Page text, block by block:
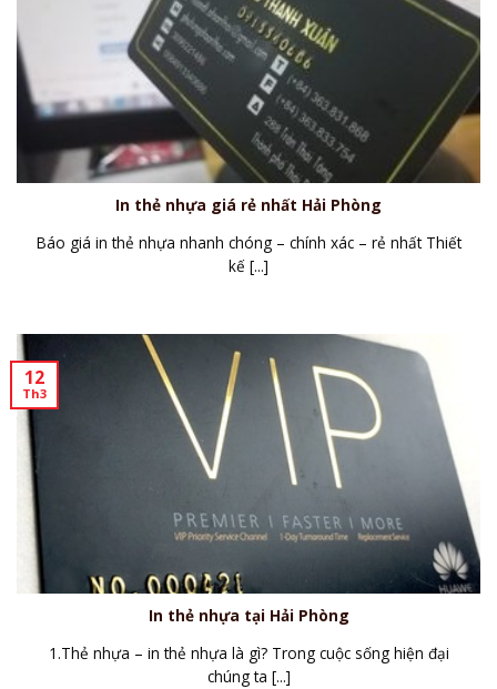
In thẻ nhựa giá rẻ nhất Hải Phòng
Báo giá in thẻ nhựa nhanh chóng – chính xác – rẻ nhất Thiết
kế [...]
In thẻ nhựa tại Hải Phòng
1.Thẻ nhựa – in thẻ nhựa là gì? Trong cuộc sống hiện đại
chúng ta [...]
12
Th3